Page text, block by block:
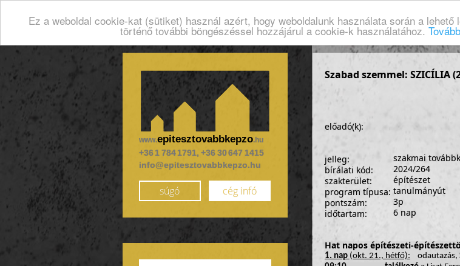
Ez a weboldal cookie-kat (sütiket) használ azért, hogy weboldalunk használata során a
történő további böngészéssel hozzájárul a cookie-k használatához.
www.epitesztovabbkepzo.hu
+36 1 784 1791, +36 30 647 1415
info@epitesztovabbkepzo.hu
súgó cég infó
Szabad szemmel: SZICÍLIA
előadó(k):
jelleg:
szakmai
bírálati kód:
2024/264
szakterület:
építészet
program típusa: tanulmányút
pontszám:
3p
időtartam:
6 nap
Hat napos építészeti-
1. nap (okt. 21., hétfő): odautazás,